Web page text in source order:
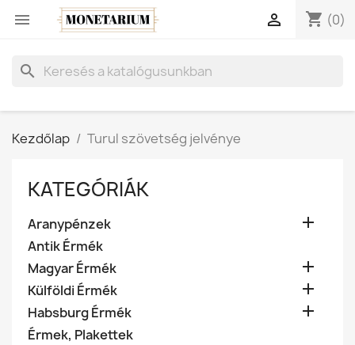
 shopping_cart (0)

search
Kezdőlap Turul szövetség jelvénye
KATEGÓRIÁK
Aranypénzek 
Antik Érmék
Magyar Érmék

Külföldi Érmék 
Habsburg Érmék 
Érmek, Plakettek